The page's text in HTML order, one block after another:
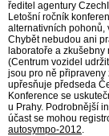
ředitel agentury
Letošní ročník
alternativních pohonů,
Chybět nebudou ani
laboratoře a
(Centrum vozidel
jsou pro ně připraveny
upřesňuje předseda
Konference se
u Prahy. Podrobnější
účast se mohou
autosympo-2012.